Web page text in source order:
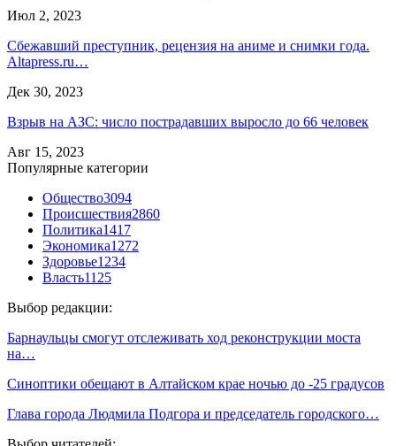
Июл 2, 2023
Сбежавший преступник, рецензия на аниме и снимки года.
Altapress.ru…
Дек 30, 2023
Взрыв на АЗС: число пострадавших выросло до 66 человек
Авг 15, 2023
Популярные категории
Общество3094
Происшествия2860
Политика1417
Экономика1272
Здоровье1234
Власть1125
Выбор редакции:
Барнаульцы смогут отслеживать ход реконструкции моста
на…
Синоптики обещают в Алтайском крае ночью до -25 градусов
Глава города Людмила Подгора и председатель городского…